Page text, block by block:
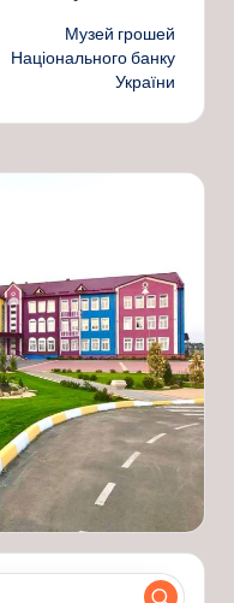
Музей грошей
Національного банку
України